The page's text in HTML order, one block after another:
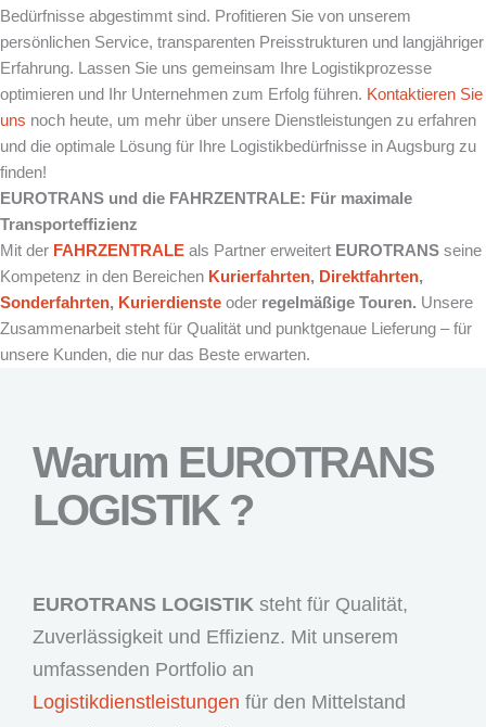
Bedürfnisse abgestimmt sind. Profitieren Sie von unserem
persönlichen Service, transparenten Preisstrukturen und langjähriger
Erfahrung. Lassen Sie uns gemeinsam Ihre Logistikprozesse
optimieren und Ihr Unternehmen zum Erfolg führen. Kontaktieren Sie
uns noch heute, um mehr über unsere Dienstleistungen zu erfahren
und die optimale Lösung für Ihre Logistikbedürfnisse in Augsburg zu
finden!
EUROTRANS und die FAHRZENTRALE: Für maximale
Transporteffizienz
Mit der FAHRZENTRALE als Partner erweitert EUROTRANS seine
Kompetenz in den Bereichen Kurierfahrten, Direktfahrten,
Sonderfahrten, Kurierdienste oder regelmäßige Touren. Unsere
Zusammenarbeit steht für Qualität und punktgenaue Lieferung – für
unsere Kunden, die nur das Beste erwarten.
Warum EUROTRANS
LOGISTIK ?
EUROTRANS LOGISTIK steht für Qualität,
Zuverlässigkeit und Effizienz. Mit unserem
umfassenden Portfolio an
Logistikdienstleistungen für den Mittelstand